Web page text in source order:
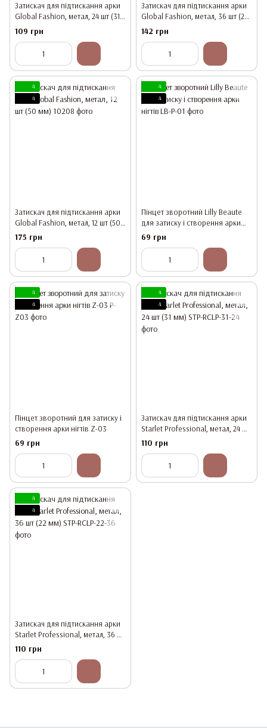
Затискач для підтискання арки
Global Fashion, метал, 24 шт (31
мм)
109 грн
Затискач для підтискання арки
Global Fashion, метал, 36 шт (22
мм)
142 грн
4
4
Затискач для підтискання арки
Global Fashion, метал, 12 шт (50
мм)
175 грн
4
4
Пінцет зворотний Lilly Beaute
для затиску і створення арки
нігтів
69 грн
4
4
Пінцет зворотний для затиску і
створення арки нігтів Z-03
69 грн
4
4
Затискач для підтискання арки
Starlet Professional, метал, 24 шт
(31 мм)
110 грн
4
4
Затискач для підтискання арки
Starlet Professional, метал, 36 шт
(22 мм)
110 грн